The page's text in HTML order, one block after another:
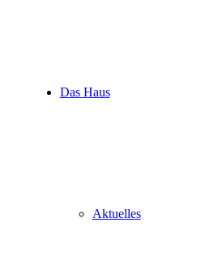
Das Haus
Aktuelles